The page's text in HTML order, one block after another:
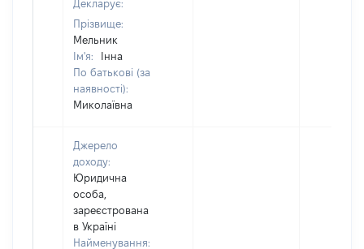
Декларує:
Прізвище:
Мельник
Ім'я:
Інна
По батькові (за
наявності):
Миколаївна
Джерело
доходу:
Юридична
особа,
зареєстрована
в Україні
Найменування: